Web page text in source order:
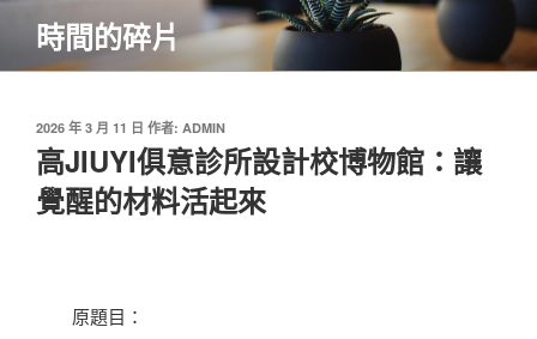
主
時間的碎片
發
佈
於
2026 年 3 月 11 日 作者: ADMIN
高JIUYI俱意診所設計校博物館：讓
覺醒的材料活起來
原題目：